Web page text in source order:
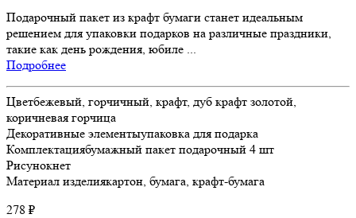
Подарочный пакет из крафт бумаги станет идеальным
решением для упаковки подарков на различные праздники,
такие как день рождения, юбиле ...
Подробнее
Цветбежевый, горчичный, крафт, дуб крафт золотой,
коричневая горчица
Декоративные элементыупаковка для подарка
Комплектациябумажный пакет подарочный 4 шт
Рисунокнет
Материал изделиякартон, бумага, крафт-бумага
278 ₽